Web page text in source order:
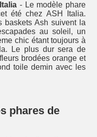
- Le modèle phare
été chez ASH Italia.
baskets Ash suivent la
au soleil, un
chic étant toujours à
Le plus dur sera de
brodées orange et
toile demin avec les
phares de